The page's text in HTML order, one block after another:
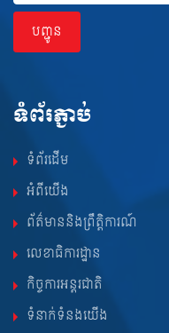
បញ្ជូន
ទំព័រភ្ជាប់
ទំព័រដើម
អំពីយើង
ព័ត៌មាននិងព្រឹត្តិការណ៍
លេខាធិការដ្ឋាន
កិច្ចការអន្តរជាតិ
ទំនាក់ទំនងយើង